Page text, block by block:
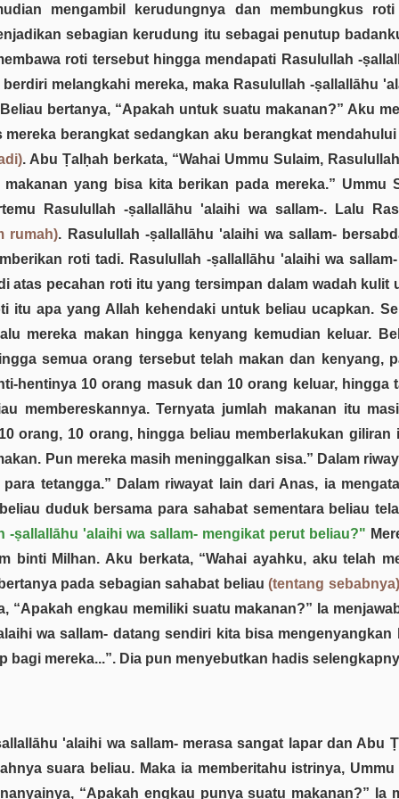
mengambil kerudungnya dan membungkus
sebagian kerudung itu sebagai penutup
roti tersebut hingga mendapati Rasulullah -
melangkahi mereka, maka Rasulullah -ṣallallāhu
bertanya, “Apakah untuk suatu makanan?” Aku
berangkat sedangkan aku berangkat
. Abu Ṭalḥah berkata, “Wahai Ummu Sulaim,
yang bisa kita berikan pada mereka.” Ummu
Rasulullah -ṣallallāhu 'alaihi wa sallam-. Lalu
rumah). Rasulullah -ṣallallāhu 'alaihi wa sallam-
roti tadi. Rasulullah -ṣallallāhu 'alaihi wa
atas pecahan roti itu yang tersimpan dalam wadah
itu apa yang Allah kehendaki untuk beliau ucapkan.
mereka makan hingga kenyang kemudian keluar.
semua orang tersebut telah makan dan kenyang,
hentinya 10 orang masuk dan 10 orang keluar,
membereskannya. Ternyata jumlah makanan itu
orang, 10 orang, hingga beliau memberlakukan
Pun mereka masih meninggalkan sisa.” Dalam
tetangga.” Dalam riwayat lain dari Anas, ia
duduk bersama para sahabat sementara beliau
-ṣallallāhu 'alaihi wa sallam- mengikat perut beliau?"
binti Milhan. Aku berkata, “Wahai ayahku, aku telah
pada sebagian sahabat beliau(tentang sebabnya)
“Apakah engkau memiliki suatu makanan?” Ia
wa sallam- datang sendiri kita bisa
bagi mereka...”. Dia pun menyebutkan hadis
'alaihi wa sallam- merasa sangat lapar dan Abu
suara beliau. Maka ia memberitahu istrinya,
“Apakah engkau punya suatu makanan?” Ia